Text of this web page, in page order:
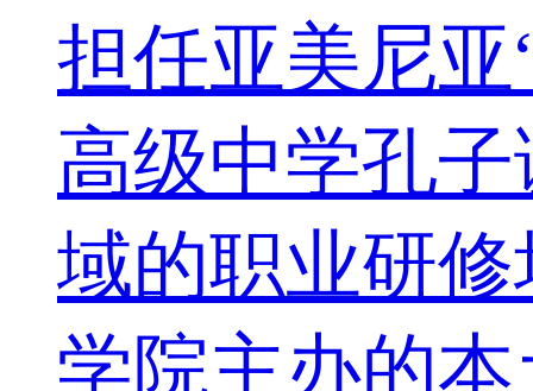
担任亚美尼
高级中学孔
域的职业研
学院主办的